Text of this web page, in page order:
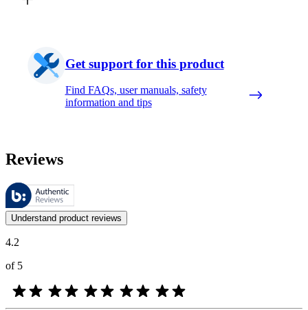
Get support for this product
Find FAQs, user manuals, safety
information and tips
Reviews
These reviews are managed by Bazaarvoice and comply with the
Customer opinions in the form of product and star ratings are useful
Understand product reviews
4.2
of 5